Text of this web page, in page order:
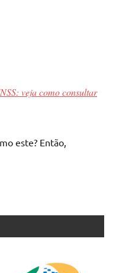
veja como consultar
este? Então,